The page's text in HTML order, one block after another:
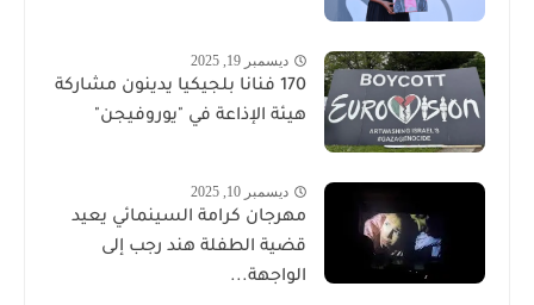
ديسمبر 19, 2025
170 فنانا بلجيكيا يدينون مشاركة
هيئة الإذاعة في "يوروفيجن"
ديسمبر 10, 2025
مهرجان كرامة السينمائي يعيد
قضية الطفلة هند رجب إلى
الواجهة...